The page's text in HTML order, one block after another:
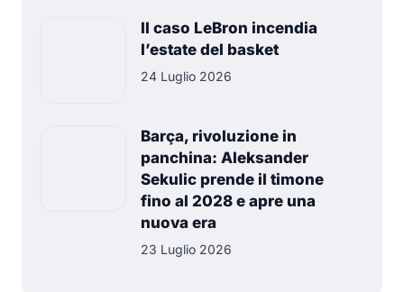
Il caso LeBron incendia
l’estate del basket
24 Luglio 2026
Barça, rivoluzione in
panchina: Aleksander
Sekulic prende il timone
fino al 2028 e apre una
nuova era
23 Luglio 2026